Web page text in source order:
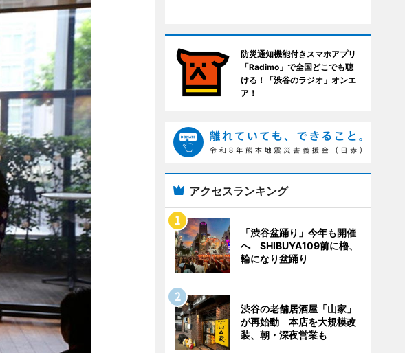
防災通知機能付きスマホアプリ
「Radimo」で全国どこでも聴
ける！「渋谷のラジオ」オンエ
ア！
アクセスランキング
「渋谷盆踊り」今年も開催
へ SHIBUYA109前に櫓、
輪になり盆踊り
渋谷の老舗居酒屋「山家」
が再始動 本店を大規模改
装、朝・深夜営業も